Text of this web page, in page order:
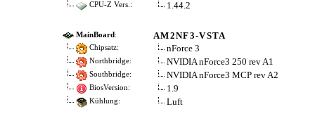
CPU-Z Vers.: 1.44.2
MainBoard: AM2NF3-VSTA
Chipsatz: nForce 3
Northbridge: NVIDIA nForce3 250 rev A1
Southbridge: NVIDIA nForce3 MCP rev A2
BiosVersion: 1.9
Kühlung: Luft